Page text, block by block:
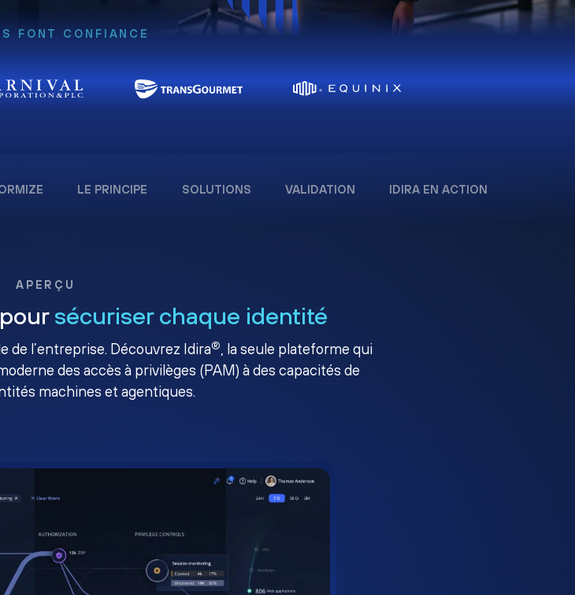
FONT CONFIANCE
LE PRINCIPE SOLUTIONS VALIDATION IDIRA EN ACTION
APERÇU
sécuriser chaque identité
de l’entreprise. Découvrez Idira®, la seule plateforme qui
des accès à privilèges (PAM) à des capacités de
machines et agentiques.